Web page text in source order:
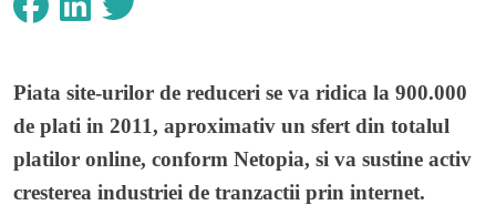
Piata site-urilor de reduceri se va ridica la 900.000
de plati in 2011, aproximativ un sfert din totalul
platilor online, conform Netopia, si va sustine activ
cresterea industriei de tranzactii prin internet.